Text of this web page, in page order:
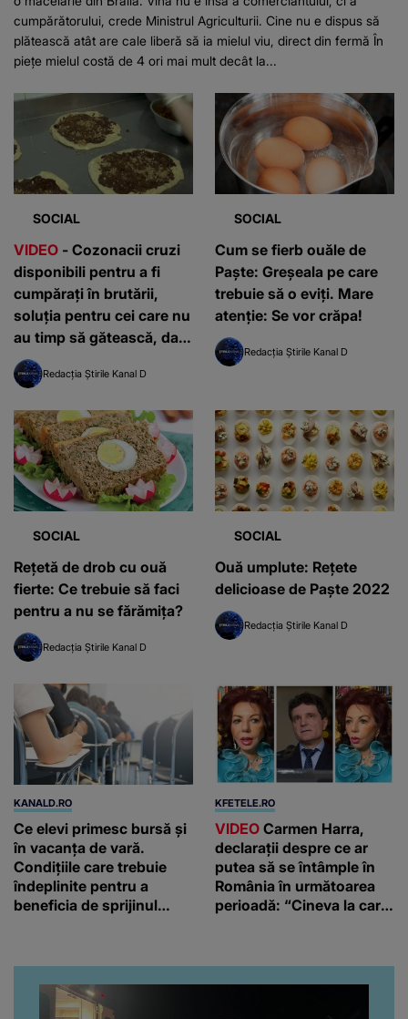
cumpărătorului, crede Ministrul Agriculturii. Cine nu e dispus să
plătească atât are cale liberă să ia mielul viu, direct din fermă În
piețe mielul costă de 4 ori mai mult decât la...
SOCIAL
VIDEO - Cozonacii cruzi
disponibili pentru a fi
cumpărați în brutării,
soluția pentru cei care nu
au timp să gătească, dar
vor să se bucure de
mirosul de cozonac făcut
Redacția Știrile Kanal D
SOCIAL
Cum se fierb ouăle de
Paşte: Greşeala pe care
trebuie să o eviţi. Mare
atenţie: Se vor crăpa!
Redacția Știrile Kanal D
SOCIAL
Reţetă de drob cu ouă
fierte: Ce trebuie să faci
pentru a nu se fărămiţa?
Redacția Știrile Kanal D
SOCIAL
Ouă umplute: Rețete
delicioase de Paşte 2022
Redacția Știrile Kanal D
KANALD.RO
Ce elevi primesc bursă și
în vacanța de vară.
Condițiile care trebuie
îndeplinite pentru a
beneficia de sprijinul
KFETELE.RO
VIDEO Carmen Harra,
declarații despre ce ar
putea să se întâmple în
România în următoarea
perioadă: “Cineva la care